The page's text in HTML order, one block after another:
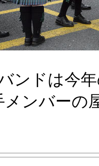
ンドは今
メンバーの